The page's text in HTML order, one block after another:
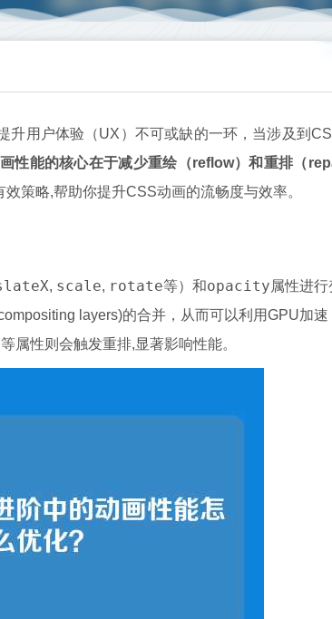
用户体验（UX）不可或缺的一环，当涉及到
性能的核心在于减少重绘（reflow）和重排（
效策略,帮助你提升CSS动画的流畅度与效率。
, scale, rotate等）和opacity属性进
layers)的合并，从而可以利用GPU加
等属性则会触发重排,显著影响性能。